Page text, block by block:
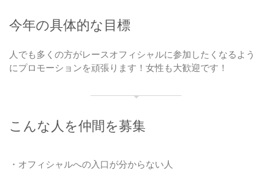
今年の具体的な目標
人でも多くの方がレースオフィシャルに参加したくなるよう
にプロモーションを頑張ります！女性も大歓迎です！
こんな人を仲間を募集
・オフィシャルへの入口が分からない人